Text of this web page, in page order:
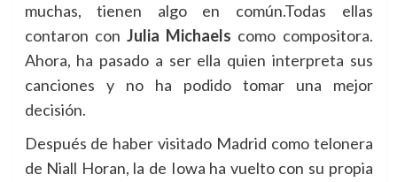
muchas, tienen algo en común.Todas ellas
contaron con Julia Michaels como compositora.
Ahora, ha pasado a ser ella quien interpreta sus
canciones y no ha podido tomar una mejor
decisión.
Después de haber visitado Madrid como telonera
de Niall Horan, la de Iowa ha vuelto con su propia